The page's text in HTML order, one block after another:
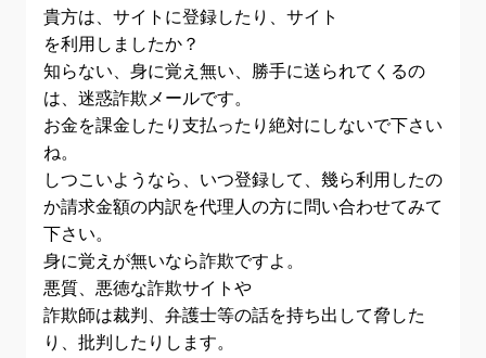
貴方は、サイトに登録したり、サイト
を利用しましたか？
知らない、身に覚え無い、勝手に送られてくるの
は、迷惑詐欺メールです。
お金を課金したり支払ったり絶対にしないで下さい
ね。
しつこいようなら、いつ登録して、幾ら利用したの
か請求金額の内訳を代理人の方に問い合わせてみて
下さい。
身に覚えが無いなら詐欺ですよ。
悪質、悪徳な詐欺サイトや
詐欺師は裁判、弁護士等の話を持ち出して脅した
り、批判したりします。